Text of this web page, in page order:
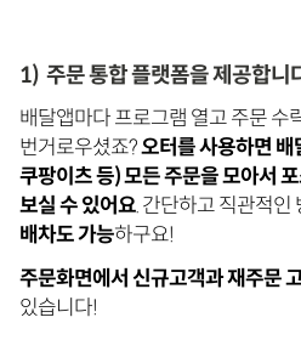
1) 주문 통합 플랫폼을 제공합니
배달앱마다 프로그램 열고 주문 수
번거로우셨죠?오터를 사용하면 배
쿠팡이츠 등) 모든 주문을 모아서
보실 수 있어요. 간단하고 직관적인
배차도 가능하구요!
주문화면에서 신규고객과 재주문
있습니다!